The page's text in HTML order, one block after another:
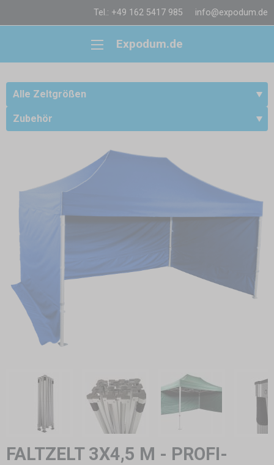
Tel.: +49 162 5417 985 info@expodum.de
Expodum.de
Alle Zeltgrößen
Zubehör
FALTZELT 3X4,5 M - PROFI-